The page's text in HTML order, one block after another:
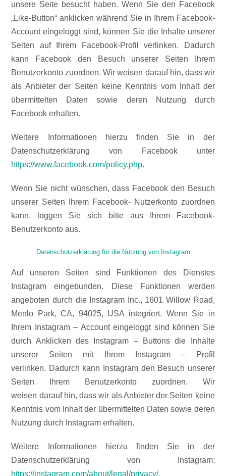
unsere Seite besucht haben. Wenn Sie den Facebook
„Like-Button“ anklicken während Sie in Ihrem Facebook-
Account eingeloggt sind, können Sie die Inhalte unserer
Seiten auf Ihrem Facebook-Profil verlinken. Dadurch
kann Facebook den Besuch unserer Seiten Ihrem
Benutzerkonto zuordnen. Wir weisen darauf hin, dass wir
als Anbieter der Seiten keine Kenntnis vom Inhalt der
übermittelten Daten sowie deren Nutzung durch
Facebook erhalten.
Weitere Informationen hierzu finden Sie in der
Datenschutzerklärung von Facebook unter
https://www.facebook.com/policy.php.
Wenn Sie nicht wünschen, dass Facebook den Besuch
unserer Seiten Ihrem Facebook- Nutzerkonto zuordnen
kann, loggen Sie sich bitte aus Ihrem Facebook-
Benutzerkonto aus.
Datenschutzerklärung für die Nutzung von Instagram
Auf unseren Seiten sind Funktionen des Dienstes
Instagram eingebunden. Diese Funktionen werden
angeboten durch die Instagram Inc., 1601 Willow Road,
Menlo Park, CA, 94025, USA integriert. Wenn Sie in
Ihrem Instagram – Account eingeloggt sind können Sie
durch Anklicken des Instagram – Buttons die Inhalte
unserer Seiten mit Ihrem Instagram – Profil
verlinken. Dadurch kann Instagram den Besuch unserer
Seiten Ihrem Benutzerkonto zuordnen. Wir
weisen darauf hin, dass wir als Anbieter der Seiten keine
Kenntnis vom Inhalt der übermittelten Daten sowie deren
Nutzung durch Instagram erhalten.
Weitere Informationen hierzu finden Sie in der
Datenschutzerklärung von Instagram:
https://instagram.com/about/legal/privacy/.